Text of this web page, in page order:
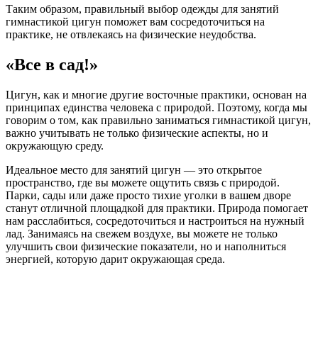
Таким образом, правильный выбор одежды для занятий
гимнастикой цигун поможет вам сосредоточиться на
практике, не отвлекаясь на физические неудобства.
«Все в сад!»
Цигун, как и многие другие восточные практики, основан на
принципах единства человека с природой. Поэтому, когда мы
говорим о том, как правильно заниматься гимнастикой цигун,
важно учитывать не только физические аспекты, но и
окружающую среду.
Идеальное место для занятий цигун — это открытое
пространство, где вы можете ощутить связь с природой.
Парки, сады или даже просто тихие уголки в вашем дворе
станут отличной площадкой для практики. Природа помогает
нам расслабиться, сосредоточиться и настроиться на нужный
лад. Занимаясь на свежем воздухе, вы можете не только
улучшить свои физические показатели, но и наполниться
энергией, которую дарит окружающая среда.